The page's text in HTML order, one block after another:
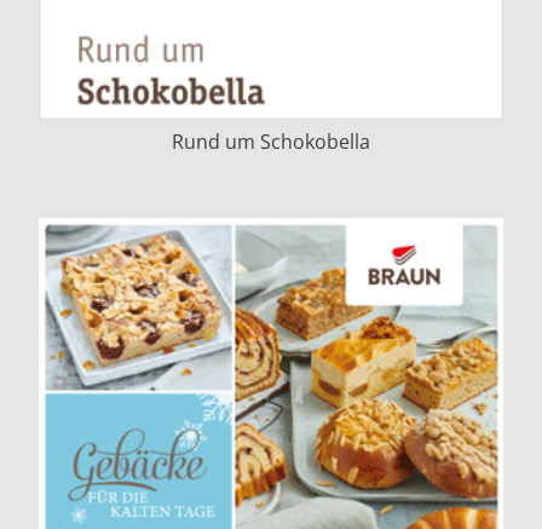
Rund um Schokobella